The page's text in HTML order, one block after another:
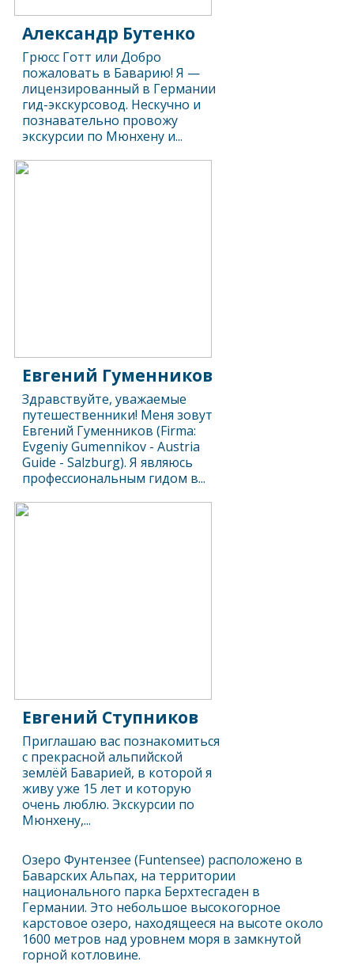
Озеро Фунтензее (Funtensee) расположено в
Баварских Альпах, на территории
национального парка Берхтесгаден в
Германии. Это небольшое высокогорное
карстовое озеро, находящееся на высоте около
1600 метров над уровнем моря в замкнутой
горной котловине.
Александр Бутенко
Грюсс Готт или Добро
пожаловать в Баварию! Я —
лицензированный в Германии
гид-экскурсовод. Нескучно и
познавательно провожу
экскурсии по Мюнхену и...
Евгений Гуменников
Здравствуйте, уважаемые
путешественники! Меня зовут
Евгений Гуменников (Firma:
Evgeniy Gumennikov - Austria
Guide - Salzburg). Я являюсь
профессиональным гидом в...
Евгений Ступников
Приглашаю вас познакомиться
с прекрасной альпийской
землёй Баварией, в которой я
живу уже 15 лет и которую
очень люблю. Экскурсии по
Мюнхену,...